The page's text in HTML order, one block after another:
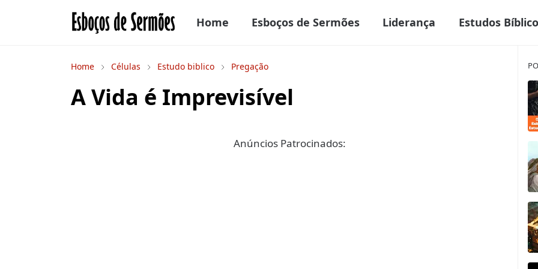
Home Esboços de Sermões Liderança Estudos
Home Células Estudo biblico Pregação
A Vida é Imprevisível
Anúncios Patrocinados: